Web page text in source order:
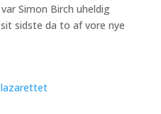
Simon Birch uheldig
sidste da to af vore nye